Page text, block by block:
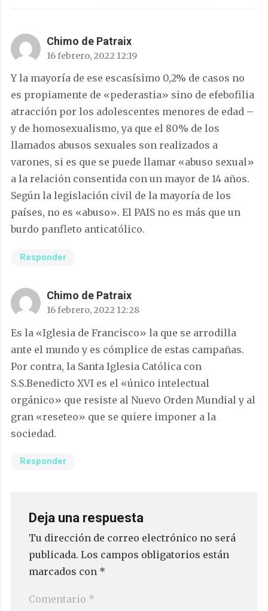
Chimo de Patraix
16 febrero, 2022 12:19
Y la mayoría de ese escasísimo 0,2% de casos no
es propiamente de «pederastia» sino de efebofilia
atracción por los adolescentes menores de edad –
y de homosexualismo, ya que el 80% de los
llamados abusos sexuales son realizados a
varones, si es que se puede llamar «abuso sexual»
a la relación consentida con un mayor de 14 años.
Según la legislación civil de la mayoría de los
países, no es «abuso». El PAIS no es más que un
burdo panfleto anticatólico.
Responder
Chimo de Patraix
16 febrero, 2022 12:28
Es la «Iglesia de Francisco» la que se arrodilla
ante el mundo y es cómplice de estas campañas.
Por contra, la Santa Iglesia Católica con
S.S.Benedicto XVI es el «único intelectual
orgánico» que resiste al Nuevo Orden Mundial y al
gran «reseteo» que se quiere imponer a la
sociedad.
Responder
Deja una respuesta
Tu dirección de correo electrónico no será
publicada. Los campos obligatorios están
marcados con *